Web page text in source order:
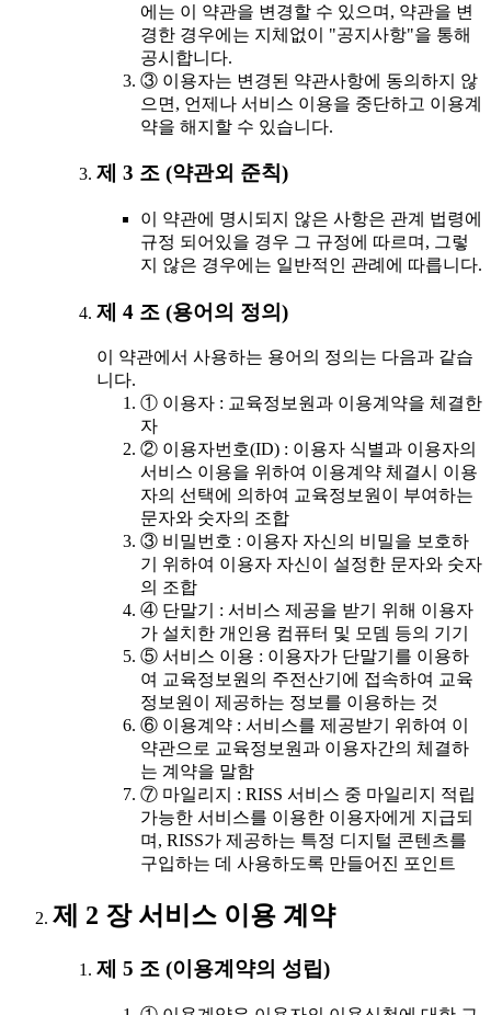
에는 이 약관을 변경할 수 있으며, 약관을 변
경한 경우에는 지체없이 "공지사항"을 통해
공시합니다.
③ 이용자는 변경된 약관사항에 동의하지 않
으면, 언제나 서비스 이용을 중단하고 이용계
약을 해지할 수 있습니다.
제 3 조 (약관외 준칙)
이 약관에 명시되지 않은 사항은 관계 법령에
규정 되어있을 경우 그 규정에 따르며, 그렇
지 않은 경우에는 일반적인 관례에 따릅니다.
제 4 조 (용어의 정의)
이 약관에서 사용하는 용어의 정의는 다음과 같습
니다.
① 이용자 : 교육정보원과 이용계약을 체결한
자
② 이용자번호(ID) : 이용자 식별과 이용자의
서비스 이용을 위하여 이용계약 체결시 이용
자의 선택에 의하여 교육정보원이 부여하는
문자와 숫자의 조합
③ 비밀번호 : 이용자 자신의 비밀을 보호하
기 위하여 이용자 자신이 설정한 문자와 숫자
의 조합
④ 단말기 : 서비스 제공을 받기 위해 이용자
가 설치한 개인용 컴퓨터 및 모뎀 등의 기기
⑤ 서비스 이용 : 이용자가 단말기를 이용하
여 교육정보원의 주전산기에 접속하여 교육
정보원이 제공하는 정보를 이용하는 것
⑥ 이용계약 : 서비스를 제공받기 위하여 이
약관으로 교육정보원과 이용자간의 체결하
는 계약을 말함
⑦ 마일리지 : RISS 서비스 중 마일리지 적립
가능한 서비스를 이용한 이용자에게 지급되
며, RISS가 제공하는 특정 디지털 콘텐츠를
구입하는 데 사용하도록 만들어진 포인트
제 2 장 서비스 이용 계약
제 5 조 (이용계약의 성립)